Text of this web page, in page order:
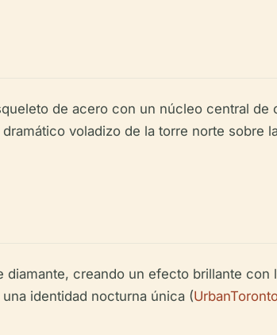
de acero con un núcleo central de
voladizo de la torre norte sobre
creando un efecto brillante con
identidad nocturna única (